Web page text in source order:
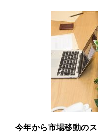
今年から市場移動の